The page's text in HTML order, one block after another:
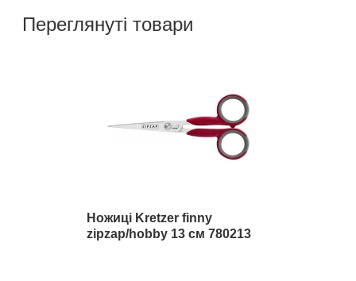
Переглянуті товари
Ножиці Kretzer finny
zipzap/hobby 13 см 780213